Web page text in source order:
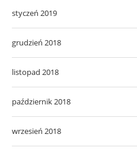
styczeń 2019
grudzień 2018
listopad 2018
październik 2018
wrzesień 2018